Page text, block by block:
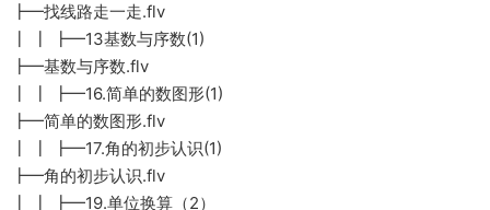
┣━找线路走一走.flv
┃ ┃ ┣━13基数与序数(1)
┣━基数与序数.flv
┃ ┃ ┣━16.简单的数图形(1)
┣━简单的数图形.flv
┃ ┃ ┣━17.角的初步认识(1)
┣━角的初步认识.flv
┃ ┃ ┣━19.单位换算（2）